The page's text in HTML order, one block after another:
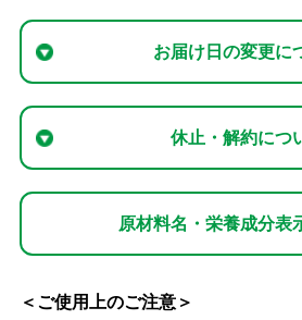
お届け日の変更に
休止・解約につ
原材料名・栄養成分表
＜ご使用上のご注意＞